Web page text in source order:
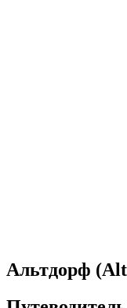
Альтдорф